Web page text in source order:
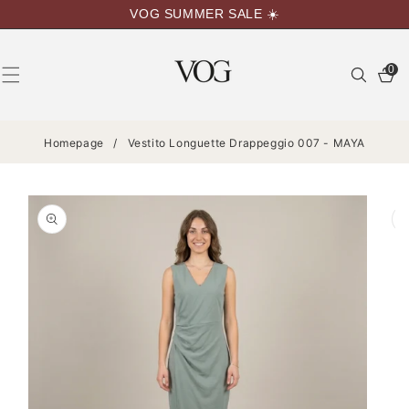
CONTENUTI
VOG SUMMER SALE ☀️
0
Homepage / Vestito Longuette Drappeggio 007 - MAYA
INFORMAZIONI
SUL
PRODOTTO